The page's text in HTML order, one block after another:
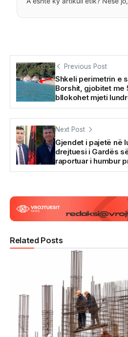
Previous Post
Shkeli perimetrin e
Borshit, gjobitet me
bllokohet mjeti
Next Post
Gjendet i pajetë në
drejtuesi i Gardës
raportuar i humbur
Related Posts